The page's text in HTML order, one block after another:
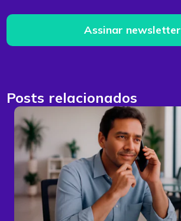
Assinar newsletter
Posts relacionados